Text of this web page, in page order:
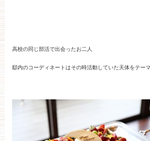
高校の同じ部活で出会ったお二人
邸内のコーディネートはその時活動していた天体をテー